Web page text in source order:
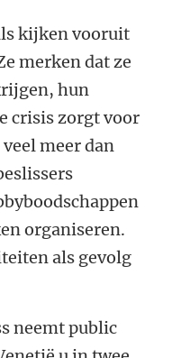
kijken vooruit
merken dat ze
hun
crisis zorgt voor
meer dan
organiseren.
als gevolg
neemt public